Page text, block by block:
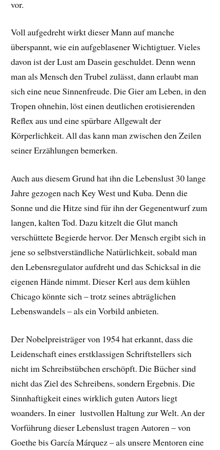
vor.
Voll aufgedreht wirkt dieser Mann auf manche
überspannt, wie ein aufgeblasener Wichtigtuer. Vieles
davon ist der Lust am Dasein geschuldet. Denn wenn
man als Mensch den Trubel zulässt, dann erlaubt man
sich eine neue Sinnenfreude. Die Gier am Leben, in den
Tropen ohnehin, löst einen deutlichen erotisierenden
Reflex aus und eine spürbare Allgewalt der
Körperlichkeit. All das kann man zwischen den Zeilen
seiner Erzählungen bemerken.
Auch aus diesem Grund hat ihn die Lebenslust 30 lange
Jahre gezogen nach Key West und Kuba. Denn die
Sonne und die Hitze sind für ihn der Gegenentwurf zum
langen, kalten Tod. Dazu kitzelt die Glut manch
verschüttete Begierde hervor. Der Mensch ergibt sich in
jene so selbstverständliche Natürlichkeit, sobald man
den Lebensregulator aufdreht und das Schicksal in die
eigenen Hände nimmt. Dieser Kerl aus dem kühlen
Chicago könnte sich – trotz seines abträglichen
Lebenswandels – als ein Vorbild anbieten.
Der Nobelpreisträger von 1954 hat erkannt, dass die
Leidenschaft eines erstklassigen Schriftstellers sich
nicht im Schreibstübchen erschöpft. Die Bücher sind
nicht das Ziel des Schreibens, sondern Ergebnis. Die
Sinnhaftigkeit eines wirklich guten Autors liegt
woanders. In einer lustvollen Haltung zur Welt. An der
Vorführung dieser Lebenslust tragen Autoren – von
Goethe bis García Márquez – als unsere Mentoren eine